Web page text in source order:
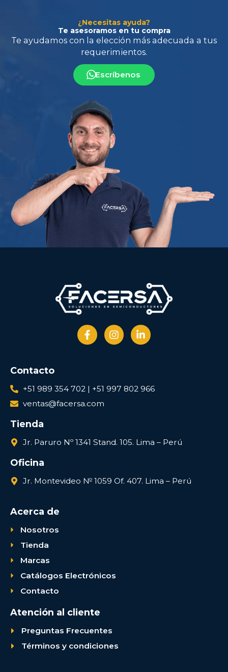
¿Necesitas ayuda?
Te asesoramos en tu compra
Escríbenos
Contacto
+51 989 354 702 | +51 997 802 966
ventas@facersa.com
Tienda
Jr. Paruro Nº 1341 Stand. 105. Lima – Perú
Oficina
Jr. Montevideo № 1059 Of. 407. Lima – Perú
Acerca de
Nosotros
Tienda
Marcas
Catálogos Electrónicos
Contacto
Atención al cliente
Preguntas Frecuentes
Términos y condiciones